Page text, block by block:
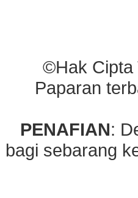
©Hak Cipta
Paparan
PENAFIAN:
bagi sebarang